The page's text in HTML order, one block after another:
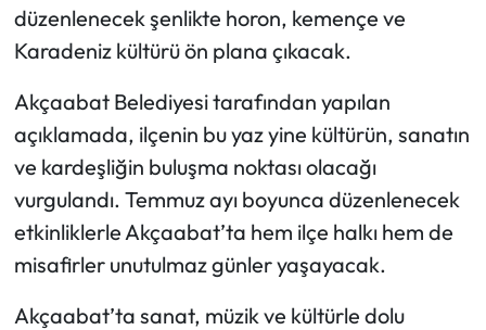
düzenlenecek şenlikte horon, kemençe ve
Karadeniz kültürü ön plana çıkacak.
Akçaabat Belediyesi tarafından yapılan
açıklamada, ilçenin bu yaz yine kültürün, sanatın
ve kardeşliğin buluşma noktası olacağı
vurgulandı. Temmuz ayı boyunca düzenlenecek
etkinliklerle Akçaabat’ta hem ilçe halkı hem de
misafirler unutulmaz günler yaşayacak.
Akçaabat’ta sanat, müzik ve kültürle dolu